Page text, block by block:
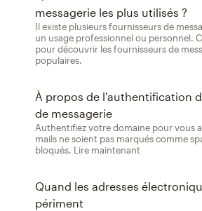
messagerie les plus utilisés ?
Il existe plusieurs fournisseurs de
un usage professionnel ou personnel.
pour découvrir les fournisseurs de
populaires.
À propos de l'authentification
de messagerie
Authentifiez votre domaine pour vous
mails ne soient pas marqués comme
bloqués. Lire maintenant
Quand les adresses
périment